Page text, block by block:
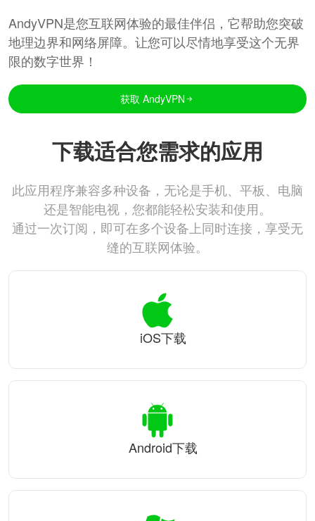
AndyVPN是您互联网体验的最佳伴侣，它帮助您突破
地理边界和网络屏障。让您可以尽情地享受这个无界
限的数字世界！
获取 AndyVPN
下载适合您需求的应用
此应用程序兼容多种设备，无论是手机、平板、电脑
还是智能电视，您都能轻松安装和使用。
通过一次订阅，即可在多个设备上同时连接，享受无
缝的互联网体验。
iOS下载
Android下载